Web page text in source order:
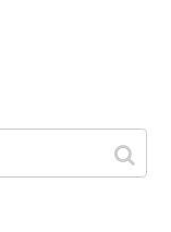
におすすめにゃ！